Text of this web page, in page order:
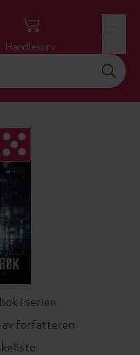
Handlekurv
i serien
av forfatteren